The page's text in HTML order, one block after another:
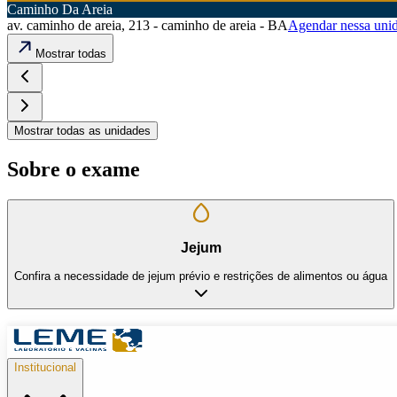
Caminho Da Areia
av. caminho de areia, 213 - caminho de areia - BAAgendar nessa
Mostrar todas
Mostrar todas as unidades
Sobre o exame
Jejum
Confira a necessidade de jejum prévio e restrições de alimentos ou água
Institucional